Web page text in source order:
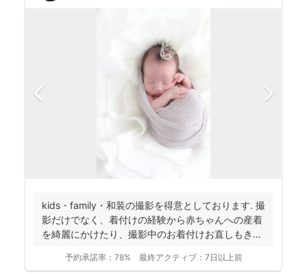
kids・family・和装の撮影を得意としております. 撮
影だけでなく、着付けの経験から赤ちゃんへの産着
を綺麗にかけたり、撮影中のお着付けお直しもき
予約承諾率： 78% 最終アクティブ： 7日以上前